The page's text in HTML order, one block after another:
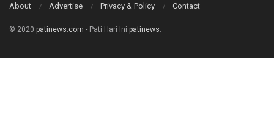
About Advertise Privacy & Policy Contact
© 2020 patinews.com - Pati Hari Ini patinews.